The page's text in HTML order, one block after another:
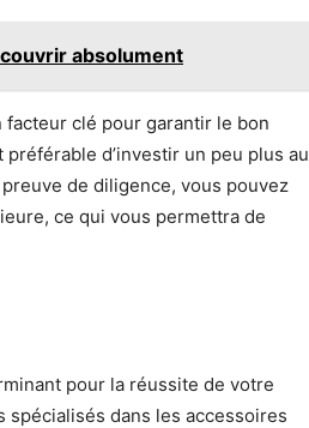
absolument
facteur clé pour garantir le bon
d’investir un peu plus au
de diligence, vous pouvez
ce qui vous permettra de
pour la réussite de votre
spécialisés dans les accessoires